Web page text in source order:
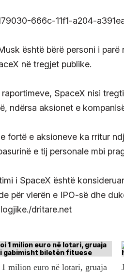
është bërë personi i
në tregjet publike.
raportimeve, SpaceX nisi
ndërsa aksionet e
fortë e aksioneve ka rritur
e tij personale mbi
i SpaceX është
për vlerën e IPO-së dhe
dritare.net
milion euro në lotari, gruaja